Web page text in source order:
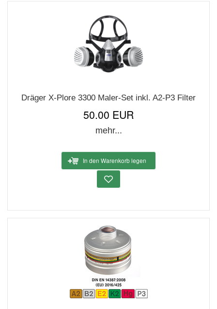
Dräger X-Plore 3300 Maler-Set inkl. A2-P3 Filter
50.00 EUR
mehr...
In den Warenkorb legen